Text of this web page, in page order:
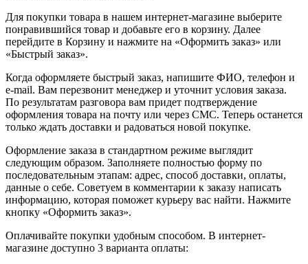
Для покупки товара в нашем интернет-магазине выберите
понравившийся товар и добавьте его в корзину. Далее
перейдите в Корзину и нажмите на «Оформить заказ» или
«Быстрый заказ».
Когда оформляете быстрый заказ, напишите ФИО, телефон и
e-mail. Вам перезвонит менеджер и уточнит условия заказа.
По результатам разговора вам придет подтверждение
оформления товара на почту или через СМС. Теперь останется
только ждать доставки и радоваться новой покупке.
Оформление заказа в стандартном режиме выглядит
следующим образом. Заполняете полностью форму по
последовательным этапам: адрес, способ доставки, оплаты,
данные о себе. Советуем в комментарии к заказу написать
информацию, которая поможет курьеру вас найти. Нажмите
кнопку «Оформить заказ».
Оплачивайте покупки удобным способом. В интернет-
магазине доступно 3 варианта оплаты: